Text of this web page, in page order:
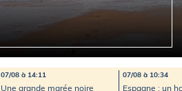
07/08 à 14:11
Une grande marée noire
07/08 à 10:34
Espagne : un